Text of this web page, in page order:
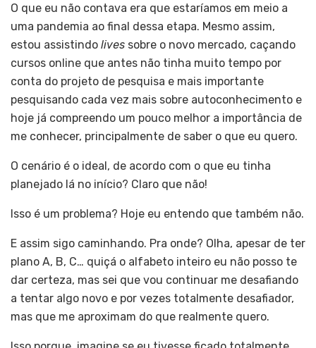
O que eu não contava era que estaríamos em meio a
uma pandemia ao final dessa etapa. Mesmo assim,
estou assistindo lives sobre o novo mercado, caçando
cursos online que antes não tinha muito tempo por
conta do projeto de pesquisa e mais importante
pesquisando cada vez mais sobre autoconhecimento e
hoje já compreendo um pouco melhor a importância de
me conhecer, principalmente de saber o que eu quero.
O cenário é o ideal, de acordo com o que eu tinha
planejado lá no início? Claro que não!
Isso é um problema? Hoje eu entendo que também não.
E assim sigo caminhando. Pra onde? Olha, apesar de ter
plano A, B, C… quiçá o alfabeto inteiro eu não posso te
dar certeza, mas sei que vou continuar me desafiando
a tentar algo novo e por vezes totalmente desafiador,
mas que me aproximam do que realmente quero.